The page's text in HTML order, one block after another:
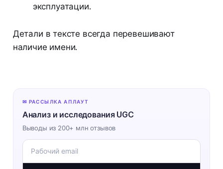
эксплуатации.
Детали в тексте всегда перевешивают
наличие имени.
✉ РАССЫЛКА АПЛАУТ
Анализ и исследования UGC
Выводы из 200+ млн отзывов